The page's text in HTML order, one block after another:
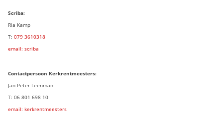
Scriba:
Ria Kamp
T: 079 3610318
email: scriba
Contactpersoon Kerkrentmeesters:
Jan Peter Leenman
T: 06 801 698 10
email: kerkrentmeesters